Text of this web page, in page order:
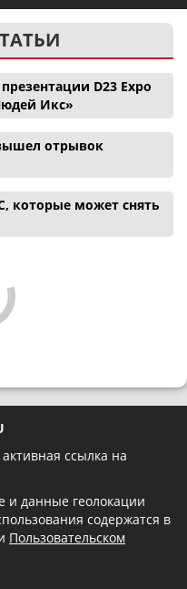
D23 Expo
Икс»
отрывок
которые может снять
ссылка на
и данные геолокации
содержатся в
Пользовательском